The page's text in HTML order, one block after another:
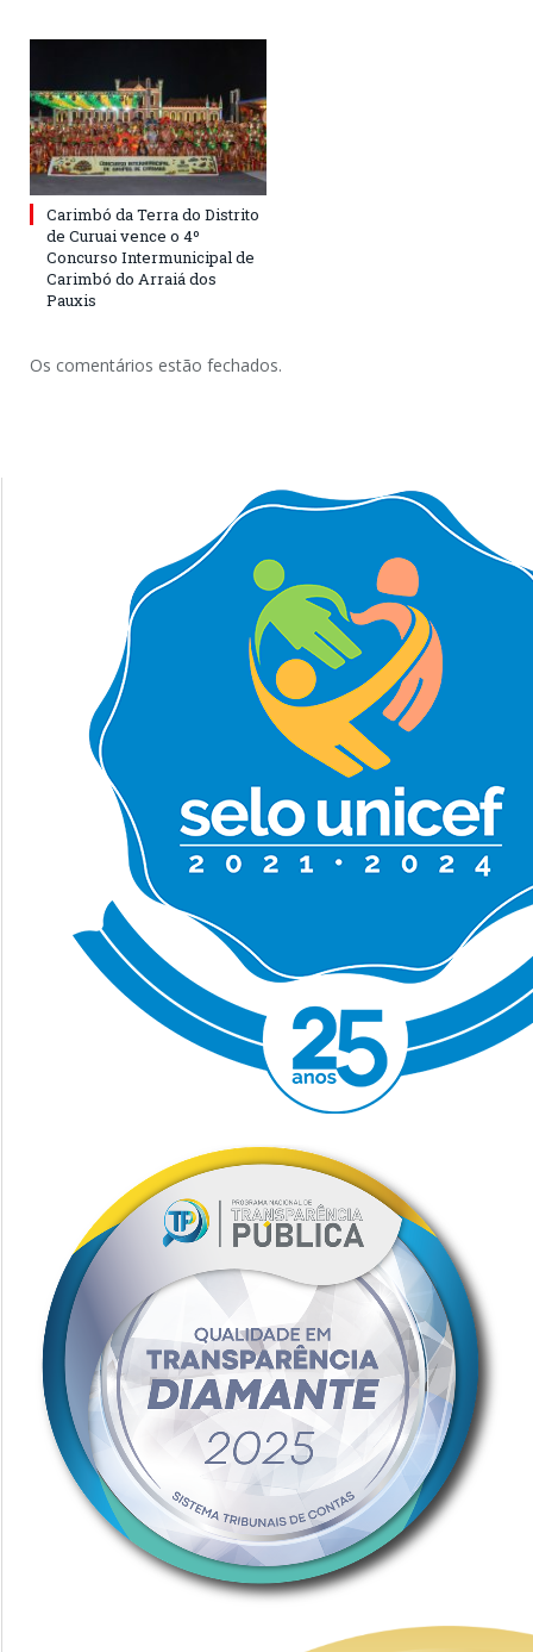
Carimbó da Terra do Distrito
de Curuai vence o 4º
Concurso Intermunicipal de
Carimbó do Arraiá dos
Pauxis
Os comentários estão fechados.